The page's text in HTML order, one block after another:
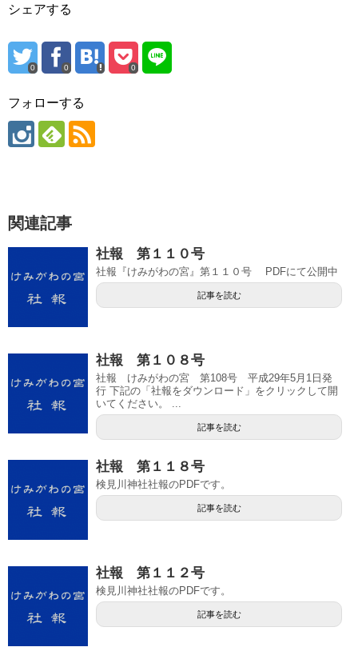
シェアする
0 0 0
フォローする
関連記事
社報 第１１０号
社報『けみがわの宮』第１１０号 PDFにて公開中
記事を読む
社報 第１０８号
社報 けみがわの宮 第108号 平成29年5月1日発
行 下記の「社報をダウンロード」をクリックして開
いてください。 ...
記事を読む
社報 第１１８号
検見川神社社報のPDFです。
記事を読む
社報 第１１２号
検見川神社社報のPDFです。
記事を読む